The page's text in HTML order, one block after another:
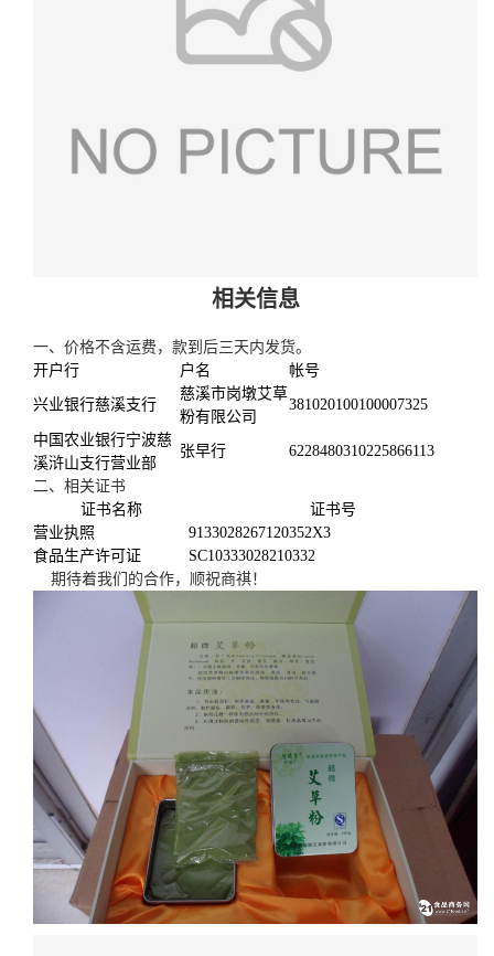
相关信息
一、价格不含运费，款到后三天内发货。
开户行
户名 帐号
兴业银行慈溪支行
慈溪市岗墩艾草
粉有限公司
381020100100007325
中国农业银行宁波慈
溪浒山支行营业部
张早行 6228480310225866113
二、相关证书
证书名称
证书号
营业执照
9133028267120352X3
食品生产许可证
SC10333028210332
期待着我们的合作，顺祝商祺！